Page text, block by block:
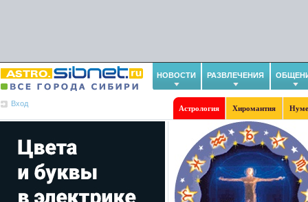
НОВОСТИ РАЗВЛЕЧЕНИЯ
Вход
Астрология Хиромантия